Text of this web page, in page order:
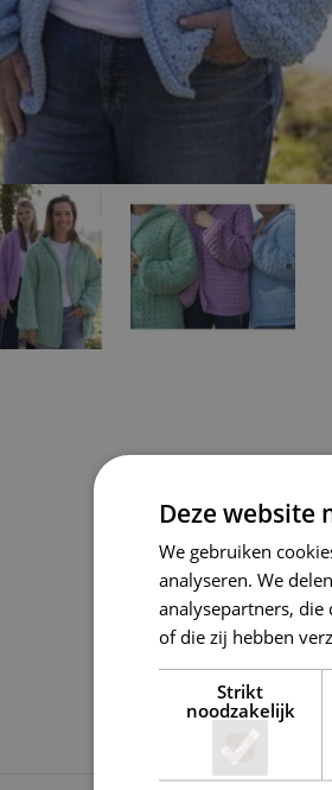
Deze website
We gebruiken
analyseren. We
analysepartners,
of die zij hebben
Strikt
noodzakelijk